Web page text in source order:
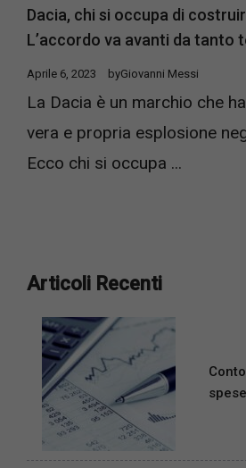
Dacia, chi si occupa di
L’accordo va avanti da tanto
Aprile 6, 2023 byGiovanni Messi
La Dacia è un marchio che
vera e propria esplosione
Ecco chi si occupa ...
Articoli Recenti